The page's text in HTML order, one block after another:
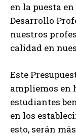
en la puesta
Desarrollo
nuestros
calidad en
Este
ampliemos en
estudiantes
en los
esto, serán